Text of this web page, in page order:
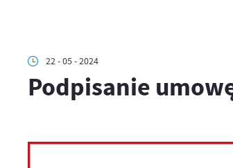
22 - 05 - 2024
Podpisanie